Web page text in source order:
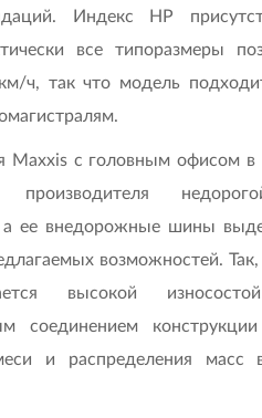
Индекс HP
все типоразмеры
ч, так что модель
Maxxis с головным офисом в
производителя
а ее внедорожные шины
возможностей.
высокой
соединением
и распределения масс